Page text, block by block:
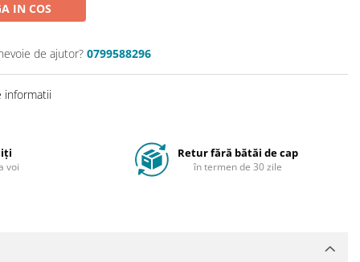
IN COS
de ajutor? 0799588296
informatii
voi
Retur fără bătăi de cap
în termen de 30 zile